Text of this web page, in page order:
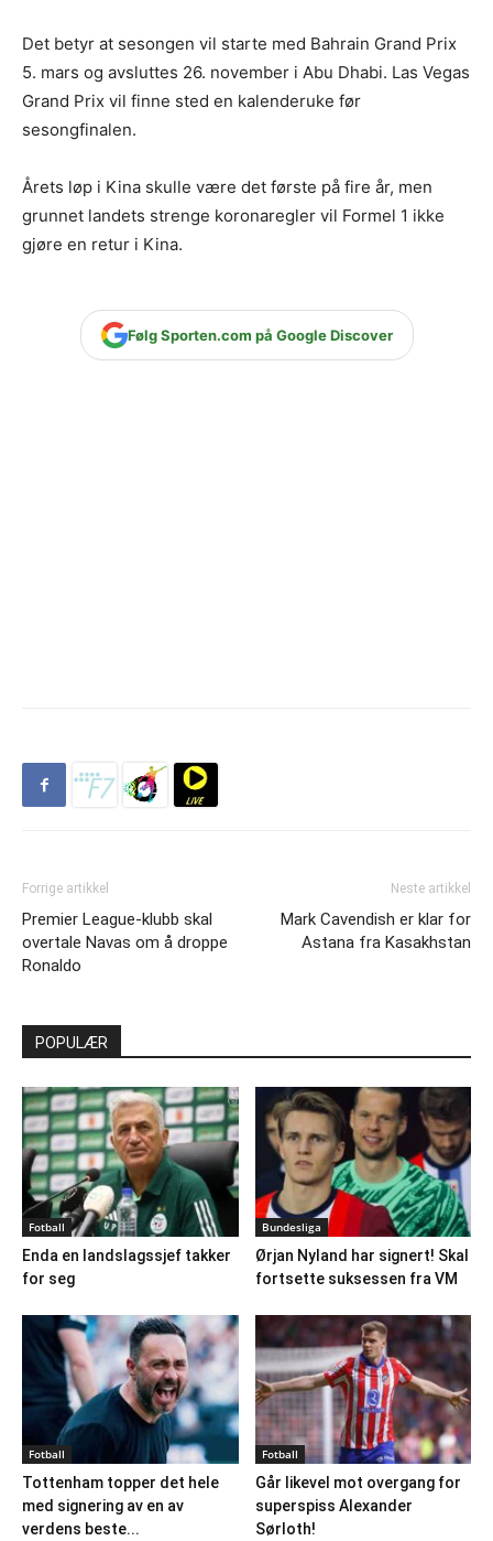
Det betyr at sesongen vil starte med Bahrain Grand Prix
5. mars og avsluttes 26. november i Abu Dhabi. Las Vegas
Grand Prix vil finne sted en kalenderuke før
sesongfinalen.
Årets løp i Kina skulle være det første på fire år, men
grunnet landets strenge koronaregler vil Formel 1 ikke
gjøre en retur i Kina.
Følg Sporten.com på Google Discover
Forrige artikkel
Premier League-klubb skal
overtale Navas om å droppe
Ronaldo
Neste artikkel
Mark Cavendish er klar for
Astana fra Kasakhstan
POPULÆR
Fotball
Enda en landslagssjef takker
for seg
Bundesliga
Ørjan Nyland har signert! Skal
fortsette suksessen fra VM
Fotball
Tottenham topper det hele
med signering av en av
verdens beste...
Fotball
Går likevel mot overgang for
superspiss Alexander
Sørloth!